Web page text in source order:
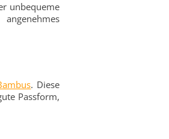
unbequeme
. Diese
Passform,